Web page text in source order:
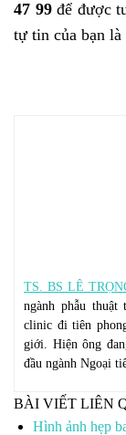
47 99để được
tự tin của bạn là
TS. BS LÊ
ngành phẫu
clinic đi tiên
giới. Hiện ông
đầu ngành Ngoại
BÀI VIẾT LIÊN
Hình ảnh hẹp